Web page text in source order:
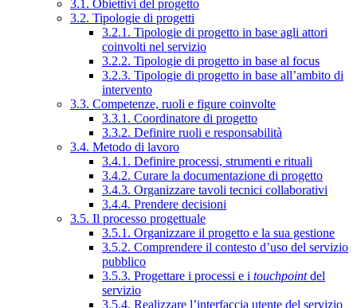
3.1. Obiettivi del progetto
3.2. Tipologie di progetti
3.2.1. Tipologie di progetto in base agli attori
coinvolti nel servizio
3.2.2. Tipologie di progetto in base al focus
3.2.3. Tipologie di progetto in base all’ambito di
intervento
3.3. Competenze, ruoli e figure coinvolte
3.3.1. Coordinatore di progetto
3.3.2. Definire ruoli e responsabilità
3.4. Metodo di lavoro
3.4.1. Definire processi, strumenti e rituali
3.4.2. Curare la documentazione di progetto
3.4.3. Organizzare tavoli tecnici collaborativi
3.4.4. Prendere decisioni
3.5. Il processo progettuale
3.5.1. Organizzare il progetto e la sua gestione
3.5.2. Comprendere il contesto d’uso del servizio
pubblico
3.5.3. Progettare i processi e i touchpointdel
servizio
3.5.4. Realizzare l’interfaccia utente del servizio